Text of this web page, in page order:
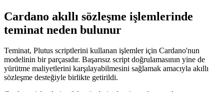
Cardano akıllı sözleşme işlemlerinde
teminat neden bulunur
Teminat, Plutus scriptlerini kullanan işlemler için Cardano'nun
modelinin bir parçasıdır. Başarısız script doğrulamasının yine de
yürütme maliyetlerini karşılayabilmesini sağlamak amacıyla akıllı
sözleşme desteğiyle birlikte getirildi.